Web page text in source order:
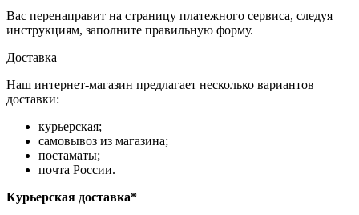
Вас перенаправит на страницу платежного сервиса, следуя
инструкциям, заполните правильную форму.
Доставка
Наш интернет-магазин предлагает несколько вариантов
доставки:
курьерская;
самовывоз из магазина;
постаматы;
почта России.
Курьерская доставка*